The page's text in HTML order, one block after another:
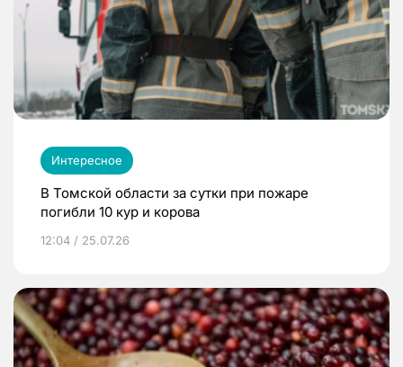
Интересное
В Томской области за сутки при пожаре
погибли 10 кур и корова
12:04 / 25.07.26